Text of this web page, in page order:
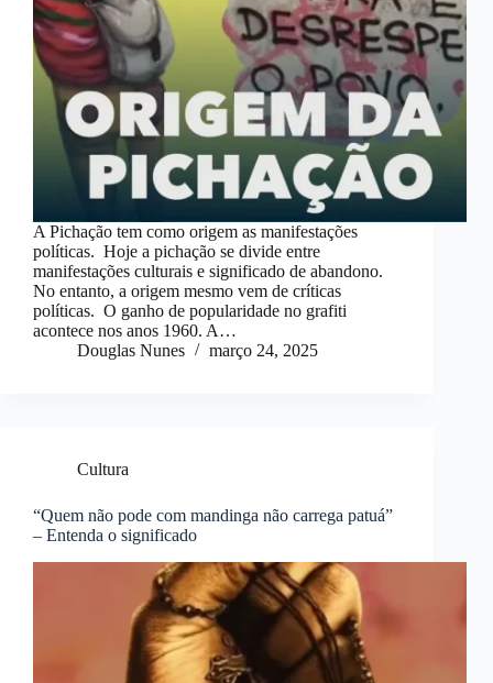
A Pichação tem como origem as manifestações
políticas. Hoje a pichação se divide entre
manifestações culturais e significado de abandono.
No entanto, a origem mesmo vem de críticas
políticas. O ganho de popularidade no grafiti
acontece nos anos 1960. A…
Douglas Nunes
março 24, 2025
Cultura
“Quem não pode com mandinga não carrega patuá”
– Entenda o significado